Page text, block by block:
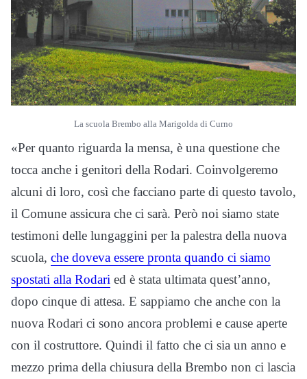
La scuola Brembo alla Marigolda di Curno
«Per quanto riguarda la mensa, è una questione che
tocca anche i genitori della Rodari. Coinvolgeremo
alcuni di loro, così che facciano parte di questo tavolo,
il Comune assicura che ci sarà. Però noi siamo state
testimoni delle lungaggini per la palestra della nuova
scuola, che doveva essere pronta quando ci siamo
spostati alla Rodari ed è stata ultimata quest’anno,
dopo cinque di attesa. E sappiamo che anche con la
nuova Rodari ci sono ancora problemi e cause aperte
con il costruttore. Quindi il fatto che ci sia un anno e
mezzo prima della chiusura della Brembo non ci lascia